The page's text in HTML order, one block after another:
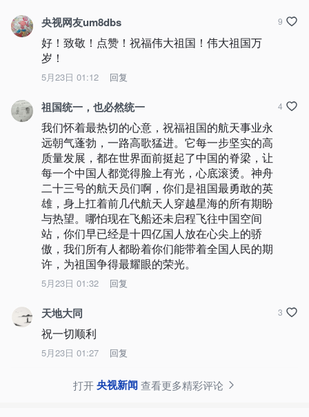
央视网友um8dbs
好！致敬！点赞！祝福伟大祖国！伟大祖国万
岁！
5月23日 01:12 回复
9
祖国统一，也必然统一
我们怀着最热切的心意，祝福祖国的航天事业永
远朝气蓬勃，一路高歌猛进。它每一步坚实的高
质量发展，都在世界面前挺起了中国的脊梁，让
每一个中国人都觉得脸上有光，心底滚烫。神舟
二十三号的航天员们啊，你们是祖国最勇敢的英
雄，身上扛着前几代航天人穿越星海的所有期盼
与热望。哪怕现在飞船还未启程飞往中国空间
站，你们早已经是十四亿国人放在心尖上的骄
傲，我们所有人都盼着你们能带着全国人民的期
许，为祖国争得最耀眼的荣光。
5月23日 01:32 回复
4
天地大同
祝一切顺利
5月23日 01:27 回复
3
打开央视新闻查看更多精彩评论